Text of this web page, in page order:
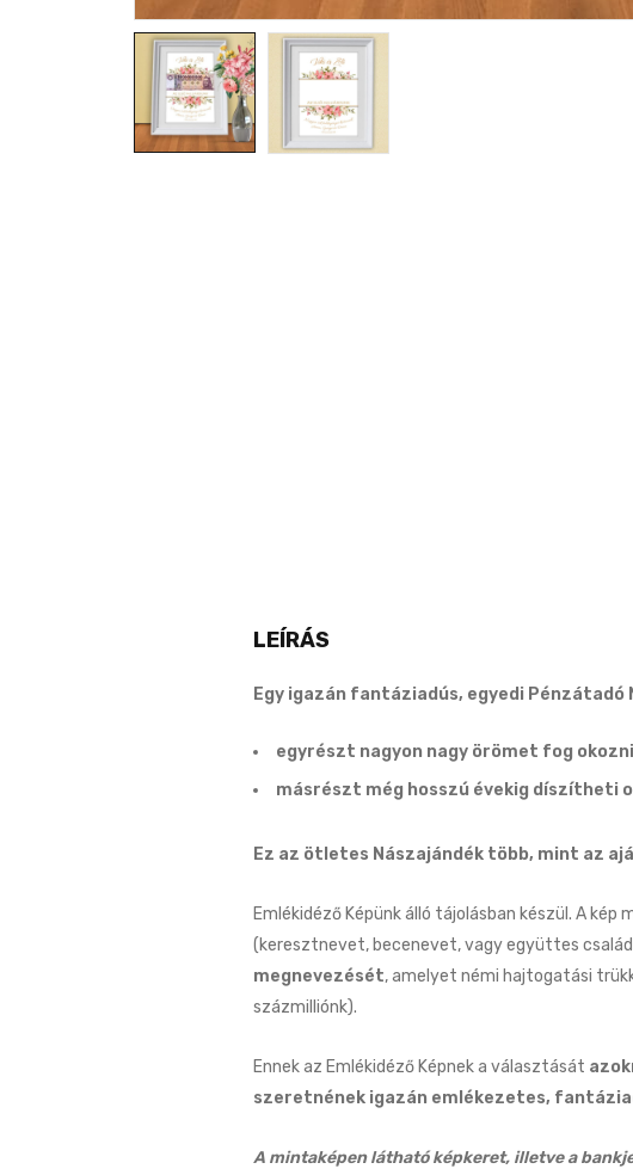
LEÍRÁS
Egy igazán fantáziadús, egyedi
egyrészt nagyon nagy örömet fog
másrészt még hosszú évekig díszítheti
Ez az ötletes Nászajándék több, mint az
Emlékidéző Képünk álló tájolásban készül. A kép
(keresztnevet, becenevet, vagy együttes
megnevezését, amelyet némi hajtogatási
százmilliónk).
Ennek az Emlékidéző Képnek a választását
szeretnének igazán emlékezetes,
A mintaképen látható képkeret, illetve a